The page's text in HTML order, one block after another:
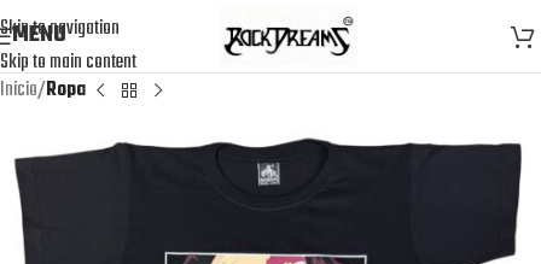
Skip to navigation
Skip to main content
MENU
Inicio Ropa